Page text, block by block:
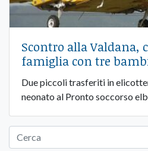
Scontro alla Valdana,
famiglia con tre
Due piccoli trasferiti in
neonato al Pronto soccorso